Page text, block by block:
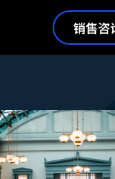
销售咨